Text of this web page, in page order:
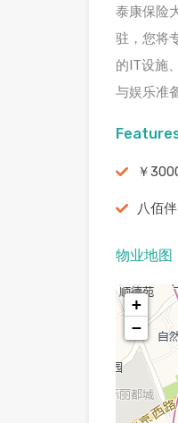
泰康保险
驻，您将
的IT设施
与娱乐准
￥
八佰伴
物业地图
+
−